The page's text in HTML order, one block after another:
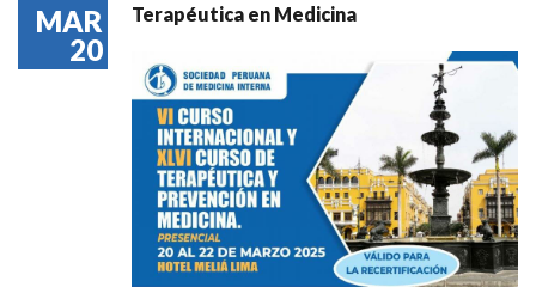
MAR
20
Terapéutica en Medicina